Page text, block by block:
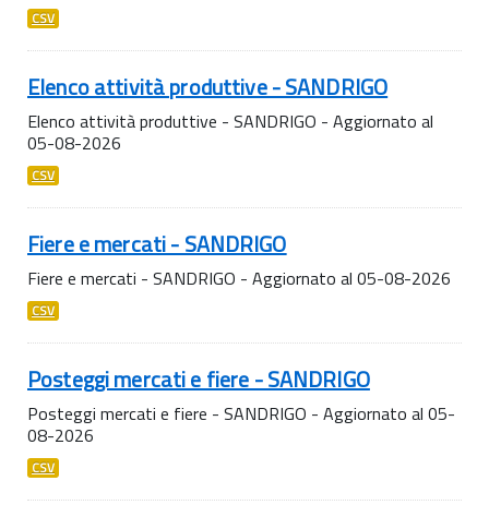
CSV
Elenco attività produttive - SANDRIGO
Elenco attività produttive - SANDRIGO - Aggiornato al
05-08-2026
CSV
Fiere e mercati - SANDRIGO
Fiere e mercati - SANDRIGO - Aggiornato al 05-08-2026
CSV
Posteggi mercati e fiere - SANDRIGO
Posteggi mercati e fiere - SANDRIGO - Aggiornato al 05-
08-2026
CSV